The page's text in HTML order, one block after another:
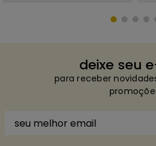
deixe seu
para receber